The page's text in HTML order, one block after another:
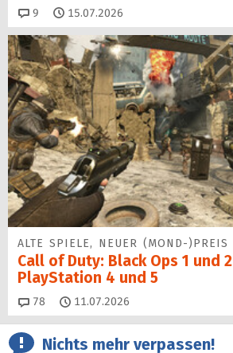
9 Kommentare
15.07.2026
ALTE SPIELE, NEUER (MOND-)PREIS
Call of Duty: Black Ops 1 und
PlayStation 4 und 5
78 Kommentare
11.07.2026
Nichts mehr verpassen!